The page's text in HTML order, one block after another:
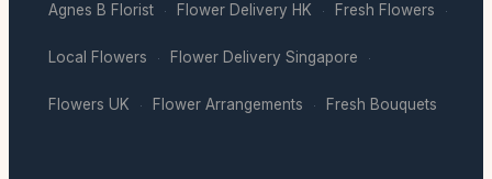
Agnes B Florist · Flower Delivery HK · Fresh Flowers ·
Local Flowers · Flower Delivery Singapore ·
Flowers UK · Flower Arrangements · Fresh Bouquets